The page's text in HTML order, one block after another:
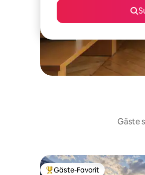
Gäste
Gäste-Favorit